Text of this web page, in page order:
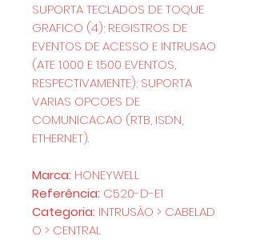
SUPORTA TECLADOS DE TOQUE
GRAFICO (4); REGISTROS DE
EVENTOS DE ACESSO E INTRUSAO
(ATE 1.000 E 1.500 EVENTOS,
RESPECTIVAMENTE); SUPORTA
VARIAS OPCOES DE
COMUNICACAO (RTB, ISDN,
ETHERNET).
Marca: HONEYWELL
Referência: C520-D-E1
Categoria: INTRUSÃO > CABELAD
O > CENTRAL